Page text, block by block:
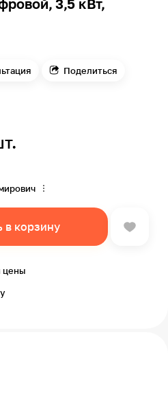
3,5 кВт,
Поделиться
в корзину
цены